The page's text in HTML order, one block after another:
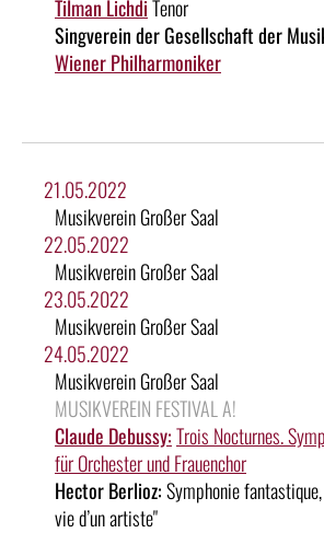
Tilman LichdiTenor
Singverein der Gesellschaft der
Wiener Philharmoniker
21.05.2022
Musikverein Großer Saal
22.05.2022
Musikverein Großer Saal
23.05.2022
Musikverein Großer Saal
24.05.2022
Musikverein Großer Saal
MUSIKVEREIN FESTIVAL A!
Claude Debussy:Trois Nocturnes.
für Orchester und Frauenchor
Hector Berlioz:Symphonie
vie d’un artiste"